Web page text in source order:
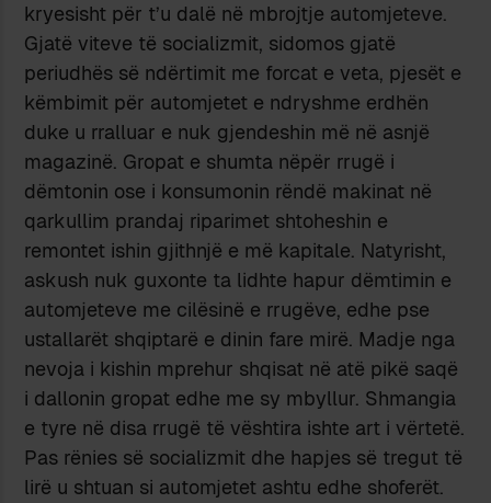
kryesisht për t’u dalë në mbrojtje automjeteve.
Gjatë viteve të socializmit, sidomos gjatë
periudhës së ndërtimit me forcat e veta, pjesët e
këmbimit për automjetet e ndryshme erdhën
duke u rralluar e nuk gjendeshin më në asnjë
magazinë. Gropat e shumta nëpër rrugë i
dëmtonin ose i konsumonin rëndë makinat në
qarkullim prandaj riparimet shtoheshin e
remontet ishin gjithnjë e më kapitale. Natyrisht,
askush nuk guxonte ta lidhte hapur dëmtimin e
automjeteve me cilësinë e rrugëve, edhe pse
ustallarët shqiptarë e dinin fare mirë. Madje nga
nevoja i kishin mprehur shqisat në atë pikë saqë
i dallonin gropat edhe me sy mbyllur. Shmangia
e tyre në disa rrugë të vështira ishte art i vërtetë.
Pas rënies së socializmit dhe hapjes së tregut të
lirë u shtuan si automjetet ashtu edhe shoferët.